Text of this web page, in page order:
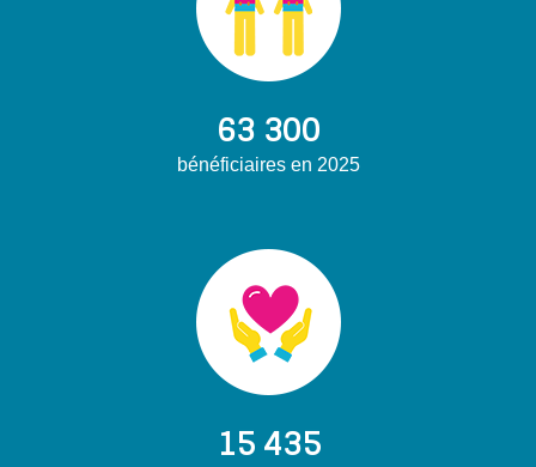
63 300
bénéficiaires en 2025
15 435